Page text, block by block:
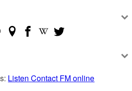
Listen Contact FM online